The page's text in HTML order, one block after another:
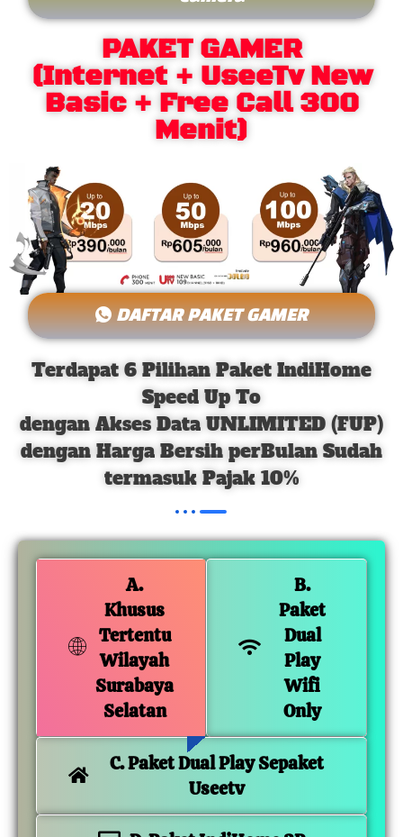
PAKET GAMER
(Internet + UseeTv New
Basic + Free Call 300
Menit)
DAFTAR PAKET GAMER
Terdapat 6 Pilihan Paket IndiHome
Speed Up To
dengan Akses Data UNLIMITED (FUP)
dengan Harga Bersih perBulan Sudah
termasuk Pajak 10%
A.
Khusus
Tertentu
Wilayah
Surabaya
Selatan
B.
Paket
Dual
Play
Wifi
Only
C. Paket Dual Play Sepaket
Useetv